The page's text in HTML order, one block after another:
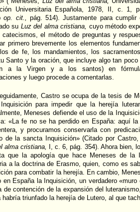
Universitaria Española, 1978, II, c. 1,
op. cit., pág. 514). Justamente para
su Luz del alma cristiana, cuyo método
catecismos, el método de preguntas y
primero brevemente los elementos
de fe, los mandamientos, los
Santo y la oración, que incluye algo tan
a la Virgen y a los santos) en
y luego procede a comentarlas.
Castro se ocupa de la tesis de
para impedir que la herejía
Meneses defiende el uso de la
«La fe no se ha perdido en España: aquí
y procuramos conservarla con
de la sancta Inquisición» (Citado por
alma cristiana,
I, c. 6, pág. 354). Ahora bien,
que la apología que hace Meneses de la
a la doctrina de Erasmo, quien, como es
para combatir la herejía. En cambio,
en España la Inquisición, un verdadero
de contención de la expansión del
habría triunfado la herejía de Lutero, al que